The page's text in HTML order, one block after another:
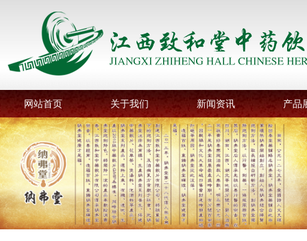
网站首页 关于我们 新闻资讯 产品